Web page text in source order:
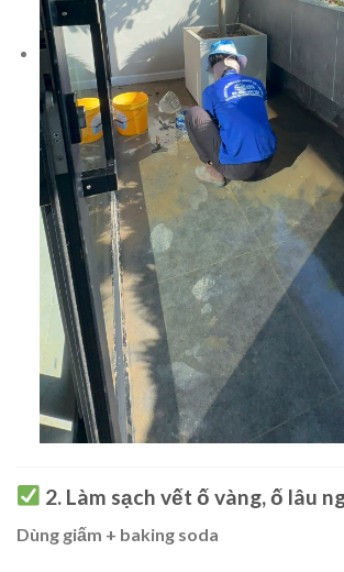
2. Làm sạch vết ố vàng, ố lâu
Dùng giấm + baking soda